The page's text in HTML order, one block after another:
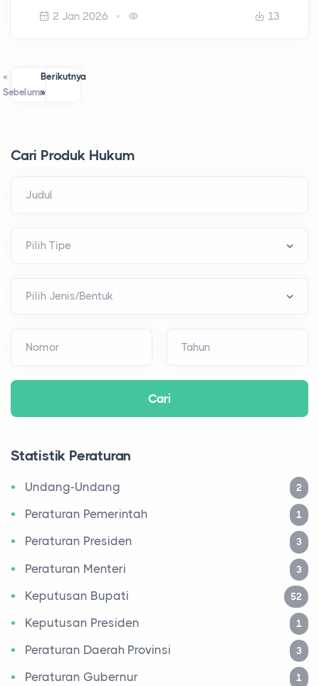
2 Jan 2026 13
«
Sebelumnya
Berikutnya
»
Cari Produk Hukum
Judul
Nomor Tahun
Statistik Peraturan
Undang-Undang 2
Peraturan Pemerintah 1
Peraturan Presiden 3
Peraturan Menteri 3
Keputusan Bupati 52
Keputusan Presiden 1
Peraturan Daerah Provinsi 3
Peraturan Gubernur 1